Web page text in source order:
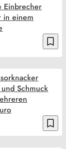
bookmark_border
Einbrecher
in einem
bookmark_border
Schmuck